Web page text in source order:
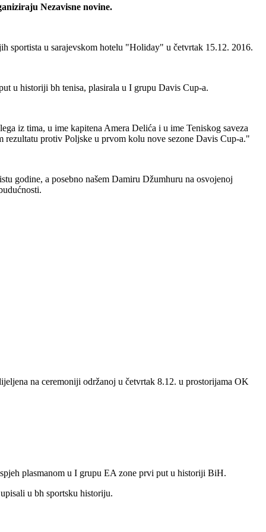
Nezavisne novine.
sportista u sarajevskom hotelu "Holiday" u četvrtak 15.12. 2016.
u historiji bh tenisa, plasirala u I grupu Davis Cup-a.
iz tima, u ime kapitena Amera Delića i u ime Teniskog saveza
protiv Poljske u prvom kolu nove sezone Davis Cup-a."
godine, a posebno našem Damiru Džumhuru na osvojenoj
na ceremoniji održanoj u četvrtak 8.12. u prostorijama OK
plasmanom u I grupu EA zone prvi put u historiji BiH.
u bh sportsku historiju.